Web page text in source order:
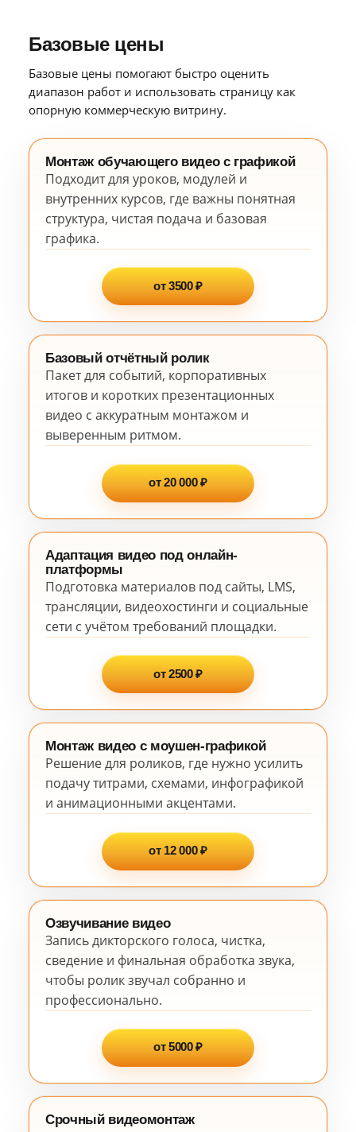
Базовые цены
Базовые цены помогают быстро оценить
диапазон работ и использовать страницу как
опорную коммерческую витрину.
Монтаж обучающего видео с графикой
Подходит для уроков, модулей и
внутренних курсов, где важны понятная
структура, чистая подача и базовая
графика.
от 3500 ₽
Базовый отчётный ролик
Пакет для событий, корпоративных
итогов и коротких презентационных
видео с аккуратным монтажом и
выверенным ритмом.
от 20 000 ₽
Адаптация видео под онлайн-
платформы
Подготовка материалов под сайты, LMS,
трансляции, видеохостинги и социальные
сети с учётом требований площадки.
от 2500 ₽
Монтаж видео с моушен-графикой
Решение для роликов, где нужно усилить
подачу титрами, схемами, инфографикой
и анимационными акцентами.
от 12 000 ₽
Озвучивание видео
Запись дикторского голоса, чистка,
сведение и финальная обработка звука,
чтобы ролик звучал собранно и
профессионально.
от 5000 ₽
Срочный видеомонтаж